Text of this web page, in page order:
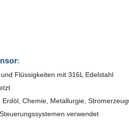
:
Flüssigkeiten mit 316L Edelstahl
Chemie, Metallurgie,
verwendet